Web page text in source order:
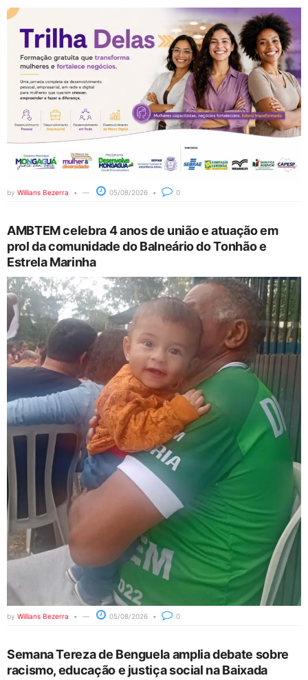
by Willians Bezerra 05/08/2026 0
AMBTEM celebra 4 anos de união e atuação em
prol da comunidade do Balneário do Tonhão e
Estrela Marinha
by Willians Bezerra 05/08/2026 0
Semana Tereza de Benguela amplia debate sobre
racismo, educação e justiça social na Baixada